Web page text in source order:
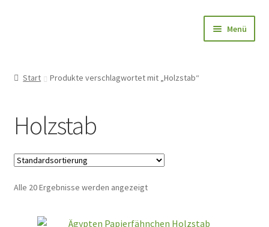
Menü
🌱 Holzstab
🌟 Bestseller
✅ Anfrage
👤Konto
Start Produkte verschlagwortet mit „Holzstab“
Holzstab
Alle 20 Ergebnisse werden angezeigt